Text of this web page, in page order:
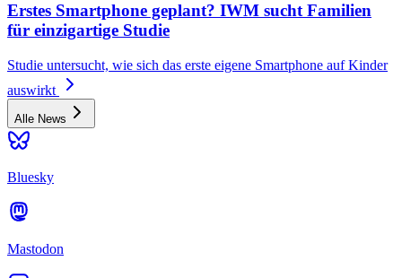
Erstes Smartphone geplant? IWM sucht Familien
für einzigartige Studie
Studie untersucht, wie sich das erste eigene Smartphone auf Kinder
auswirkt
Alle News
Bluesky
Mastodon